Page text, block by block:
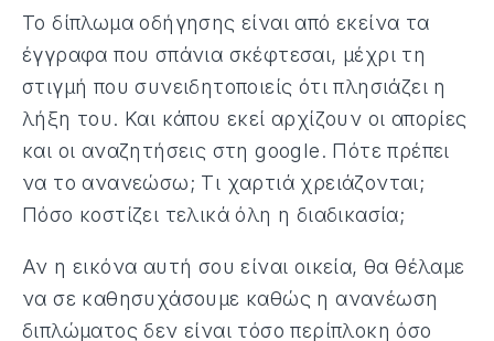
Το δίπλωμα οδήγησης είναι από εκείνα τα
έγγραφα που σπάνια σκέφτεσαι, μέχρι τη
στιγμή που συνειδητοποιείς ότι πλησιάζει η
λήξη του. Και κάπου εκεί αρχίζουν οι απορίες
και οι αναζητήσεις στη google. Πότε πρέπει
να το ανανεώσω; Τι χαρτιά χρειάζονται;
Πόσο κοστίζει τελικά όλη η διαδικασία;
Αν η εικόνα αυτή σου είναι οικεία, θα θέλαμε
να σε καθησυχάσουμε καθώς η ανανέωση
διπλώματος δεν είναι τόσο περίπλοκη όσο